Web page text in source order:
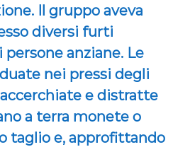
Il gruppo aveva
diversi furti
anziane. Le
nei pressi degli
e distratte
a terra monete o
taglio e, approfittando